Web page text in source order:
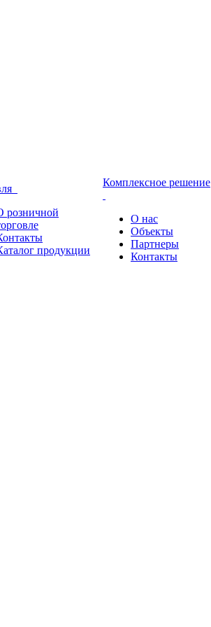
розничной
продукции
Комплексное решение
О нас
Объекты
Партнеры
Контакты